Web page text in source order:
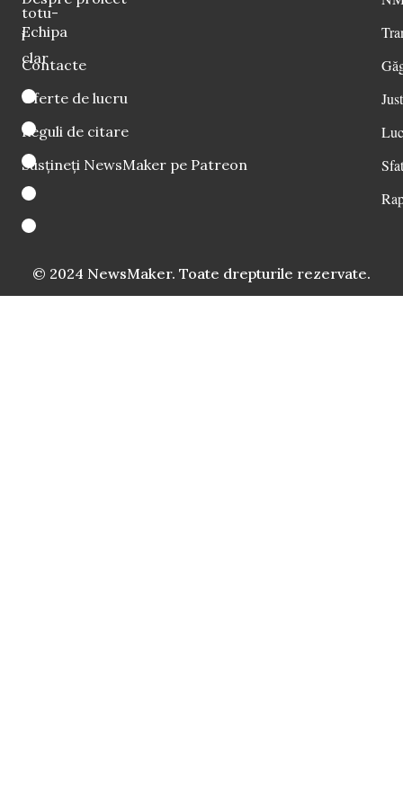
totu-
i
clar
Echipa
Contacte
Oferte de lucru
Reguli de citare
Susțineți NewsMaker pe Patreon
© 2024 NewsMaker. Toate drepturile rezervate.